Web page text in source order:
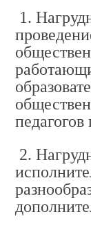
1.
2.